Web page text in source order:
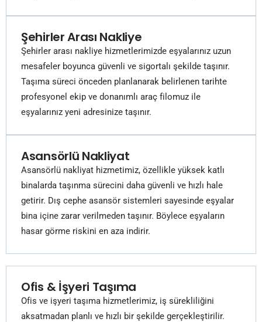
Şehirler Arası Nakliye
Şehirler arası nakliye hizmetlerimizde eşyalarınız uzun
mesafeler boyunca güvenli ve sigortalı şekilde taşınır.
Taşıma süreci önceden planlanarak belirlenen tarihte
profesyonel ekip ve donanımlı araç filomuz ile
eşyalarınız yeni adresinize taşınır.
Asansörlü Nakliyat
Asansörlü nakliyat hizmetimiz, özellikle yüksek katlı
binalarda taşınma sürecini daha güvenli ve hızlı hale
getirir. Dış cephe asansör sistemleri sayesinde eşyalar
bina içine zarar verilmeden taşınır. Böylece eşyaların
hasar görme riskini en aza indirir.
Ofis & İşyeri Taşıma
Ofis ve işyeri taşıma hizmetlerimiz, iş sürekliliğini
aksatmadan planlı ve hızlı bir şekilde gerçekleştirilir.